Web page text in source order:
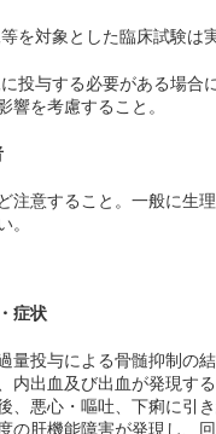
を対象とした臨床試験は
投与する必要がある場合
響を考慮すること。
注意すること。一般に生
。
症状
量投与による骨髄抑制の
内出血及び出血が発現す
、悪心・嘔吐、下痢に引
の肝機能障害が発現し、